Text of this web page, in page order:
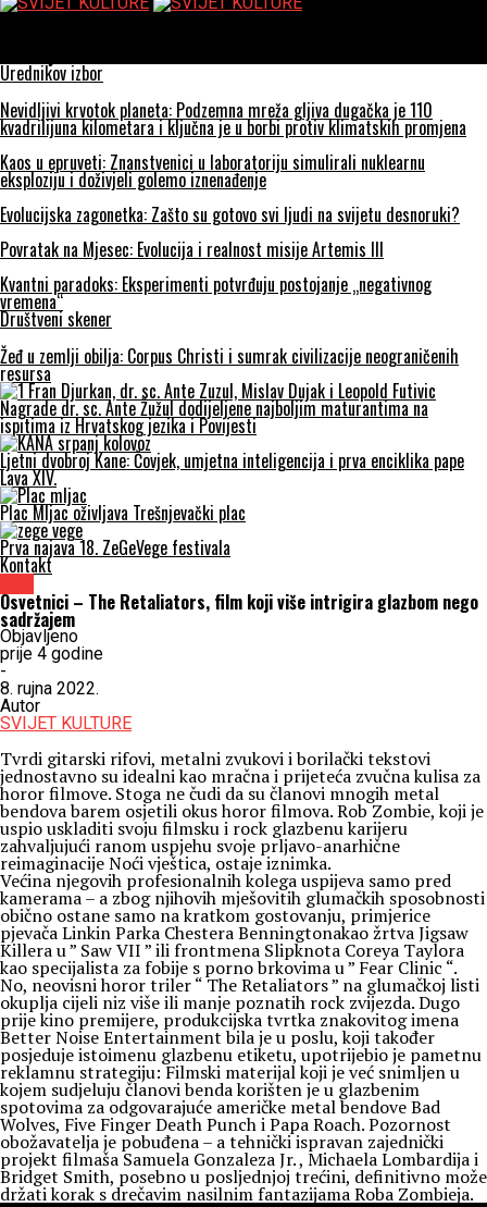
Urednikov izbor
Nevidljivi krvotok planeta: Podzemna mreža gljiva dugačka je 110
kvadrilijuna kilometara i ključna je u borbi protiv klimatskih promjena
Kaos u epruveti: Znanstvenici u laboratoriju simulirali nuklearnu
eksploziju i doživjeli golemo iznenađenje
Evolucijska zagonetka: Zašto su gotovo svi ljudi na svijetu desnoruki?
Povratak na Mjesec: Evolucija i realnost misije Artemis III
Kvantni paradoks: Eksperimenti potvrđuju postojanje „negativnog
vremena“
Društveni skener
Žeđ u zemlji obilja: Corpus Christi i sumrak civilizacije neograničenih
resursa
Nagrade dr. sc. Ante Žužul dodijeljene najboljim maturantima na
ispitima iz Hrvatskog jezika i Povijesti
Ljetni dvobroj Kane: Čovjek, umjetna inteligencija i prva enciklika pape
Lava XIV.
Plac Mljac oživljava Trešnjevački plac
Prva najava 18. ZeGeVege festivala
Kontakt
Osvetnici – The Retaliators, film koji više intrigira glazbom nego
sadržajem
Objavljeno
prije 4 godine
-
8. rujna 2022.
Autor
SVIJET KULTURE
Tvrdi gitarski rifovi, metalni zvukovi i borilački tekstovi
jednostavno su idealni kao mračna i prijeteća zvučna kulisa za
horor filmove. Stoga ne čudi da su članovi mnogih metal
bendova barem osjetili okus horor filmova. Rob Zombie, koji je
uspio uskladiti svoju filmsku i rock glazbenu karijeru
zahvaljujući ranom uspjehu svoje prljavo-anarhične
reimaginacije Noći vještica, ostaje iznimka.
Većina njegovih profesionalnih kolega uspijeva samo pred
kamerama – a zbog njihovih mješovitih glumačkih sposobnosti
obično ostane samo na kratkom gostovanju, primjerice
pjevača Linkin Parka Chestera Benningtonakao žrtva Jigsaw
Killera u ” Saw VII ” ili frontmena Slipknota Coreya Taylora
kao specijalista za fobije s porno brkovima u ” Fear Clinic “.
No, neovisni horor triler “ The Retaliators ” na glumačkoj listi
okuplja cijeli niz više ili manje poznatih rock zvijezda. Dugo
prije kino premijere, produkcijska tvrtka znakovitog imena
Better Noise Entertainment bila je u poslu, koji također
posjeduje istoimenu glazbenu etiketu, upotrijebio je pametnu
reklamnu strategiju: Filmski materijal koji je već snimljen u
kojem sudjeluju članovi benda korišten je u glazbenim
spotovima za odgovarajuće američke metal bendove Bad
Wolves, Five Finger Death Punch i Papa Roach. Pozornost
obožavatelja je pobuđena – a tehnički ispravan zajednički
projekt filmaša Samuela Gonzaleza Jr. , Michaela Lombardija i
Bridget Smith, posebno u posljednjoj trećini, definitivno može
držati korak s drečavim nasilnim fantazijama Roba Zombieja.